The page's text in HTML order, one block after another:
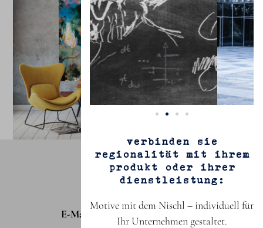
kontakt
Telefon: 03735 60930-0
Fax: 03735 60930-20
E-Mail:
info@kunstfuerdiewelt.de
verbinden sie
regionalität mit ihrem
produkt oder ihrer
dienstleistung:
Motive mit dem Nischl – individuell für
Ihr Unternehmen gestaltet.